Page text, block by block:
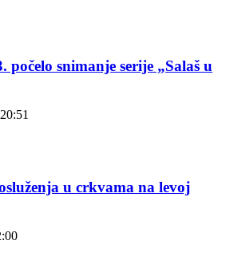
počelo snimanje serije „Salaš u
u crkvama na levoj